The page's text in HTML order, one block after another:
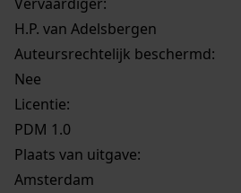
H.P. van Adelsbergen
Auteursrechtelijk beschermd:
Nee
Licentie:
PDM 1.0
Plaats van uitgave:
Amsterdam